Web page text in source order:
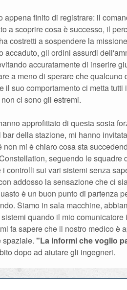
appena finito di registrare: il
a scoprire cosa è successo, il
costretti a sospendere la
accaduto, gli ordini assurdi
accuratamente di inserire
a meno di sperare che qualcuno
il suo comportamento ci metta tutti
ci sono gli estremi.
approfittato di questa sosta
della stazione, mi hanno
mi è chiaro cosa sta
seguendo le squadre
controlli sui vari sistemi senza
addosso la sensazione che ci
è un buon punto di partenza
Siamo in sala macchine,
quando il mio comunicatore
fa sapere che il nostro medico è
spaziale."La informi che voglio
dopo ad aiutare gli ingegneri.